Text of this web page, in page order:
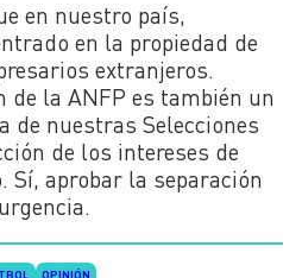
en nuestro país,
en la propiedad de
extranjeros.
de la ANFP es también un
de nuestras Selecciones
de los intereses de
aprobar la separación
OPINIÓN